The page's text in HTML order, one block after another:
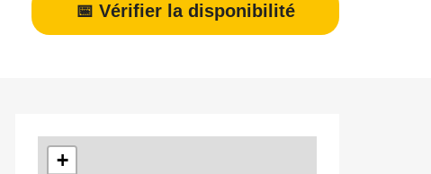
📅 Vérifier la disponibilité
+